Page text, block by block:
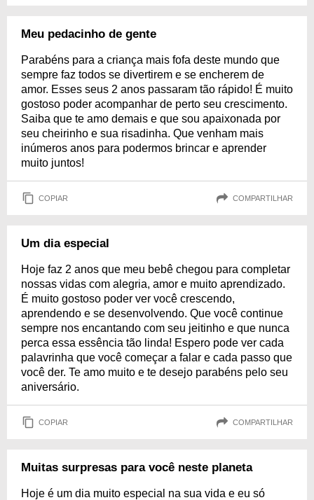
Meu pedacinho de gente
Parabéns para a criança mais fofa deste mundo que
sempre faz todos se divertirem e se encherem de
amor. Esses seus 2 anos passaram tão rápido! É muito
gostoso poder acompanhar de perto seu crescimento.
Saiba que te amo demais e que sou apaixonada por
seu cheirinho e sua risadinha. Que venham mais
inúmeros anos para podermos brincar e aprender
muito juntos!
COPIAR COMPARTILHAR
Um dia especial
Hoje faz 2 anos que meu bebê chegou para completar
nossas vidas com alegria, amor e muito aprendizado.
É muito gostoso poder ver você crescendo,
aprendendo e se desenvolvendo. Que você continue
sempre nos encantando com seu jeitinho e que nunca
perca essa essência tão linda! Espero pode ver cada
palavrinha que você começar a falar e cada passo que
você der. Te amo muito e te desejo parabéns pelo seu
aniversário.
COPIAR COMPARTILHAR
Muitas surpresas para você neste planeta
Hoje é um dia muito especial na sua vida e eu só